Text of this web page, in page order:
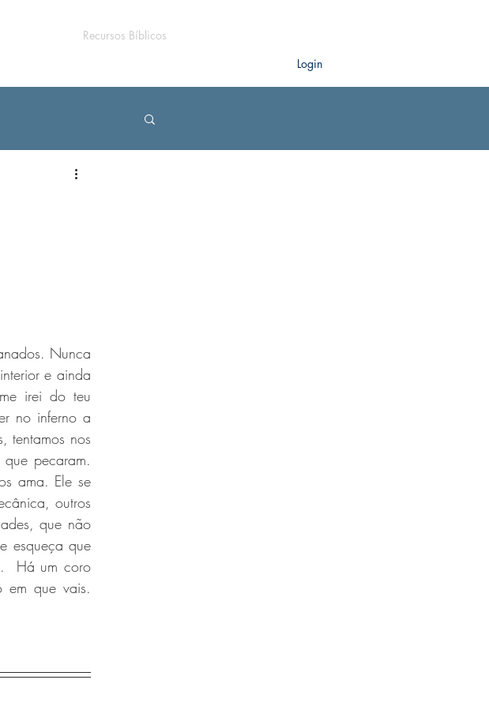
Recursos Bíblicos
Nunca
e ainda
irei do teu
no inferno a
tentamos nos
pecaram.
ama. Ele se
outros
que não
esqueça que
Há um coro
em que vais.
Login